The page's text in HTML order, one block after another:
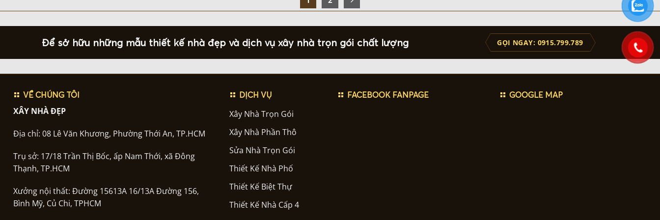
Để sở hữu những mẫu thiết kế nhà đẹp và dịch vụ xây nhà trọn gói chất lượng GỌI NGAY: 0915.799.789
VỀ CHÚNG TÔI
XÂY NHÀ ĐẸP
Địa chỉ: 08 Lê Văn Khương, Phường Thới An, TP.HCM
Trụ sở: 17/18 Trần Thị Bốc, ấp Nam Thới, xã Đông
Thạnh, TP.HCM
Xưởng nội thất: Đường 15613A 16/13A Đường 156,
Bình Mỹ, Củ Chi, TPHCM
DỊCH VỤ
Xây Nhà Trọn Gói
Xây Nhà Phần Thô
Sửa Nhà Trọn Gói
Thiết Kế Nhà Phố
Thiết Kế Biệt Thự
Thiết Kế Nhà Cấp 4
FACEBOOK FANPAGE GOOGLE MAP